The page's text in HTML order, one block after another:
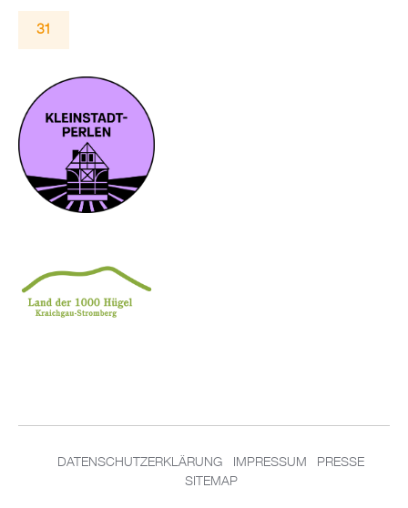
31
DA­TEN­SCHUT­Z­ER­KLÄ­RUNG IM­PRES­SUM
PRES­SE
SITEMAP